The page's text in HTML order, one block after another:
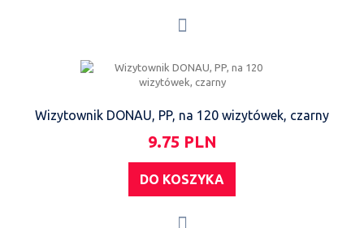
Wizytownik DONAU, PP, na 120 wizytówek, czarny
9.75 PLN
DO KOSZYKA